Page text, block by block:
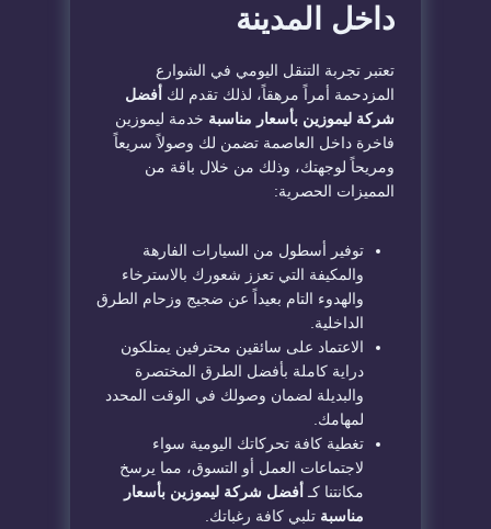
داخل المدينة
تعتبر تجربة التنقل اليومي في الشوارع
المزدحمة أمراً مرهقاً، لذلك تقدم لك أفضل
شركة ليموزين بأسعار مناسبة خدمة ليموزين
فاخرة داخل العاصمة تضمن لك وصولاً سريعاً
ومريحاً لوجهتك، وذلك من خلال باقة من
المميزات الحصرية:
توفير أسطول من السيارات الفارهة
والمكيفة التي تعزز شعورك بالاسترخاء
والهدوء التام بعيداً عن ضجيج وزحام الطرق
الداخلية.
الاعتماد على سائقين محترفين يمتلكون
دراية كاملة بأفضل الطرق المختصرة
والبديلة لضمان وصولك في الوقت المحدد
لمهامك.
تغطية كافة تحركاتك اليومية سواء
لاجتماعات العمل أو التسوق، مما يرسخ
مكانتنا كـ أفضل شركة ليموزين بأسعار
مناسبة تلبي كافة رغباتك.